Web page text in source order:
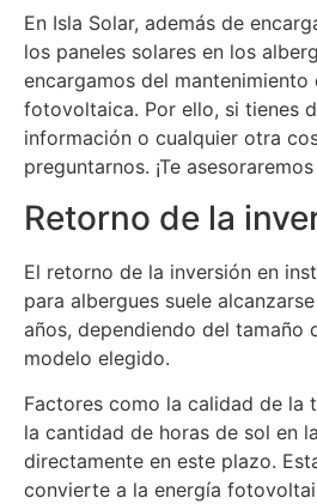
En Isla Solar, además de
los paneles solares en los
encargamos del mantenimiento
fotovoltaica. Por ello, si tienes
información o cualquier otra
preguntarnos. ¡Te
Retorno de la
El retorno de la inversión en
para albergues suele
años, dependiendo del tamaño
modelo elegido.
Factores como la calidad de la
la cantidad de horas de sol en
directamente en este plazo.
convierte a la energía